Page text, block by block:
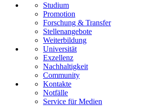
Studium
Promotion
Forschung & Transfer
Stellenangebote
Weiterbildung
Universität
Exzellenz
Nachhaltigkeit
Community
Kontakte
Notfälle
Service für Medien